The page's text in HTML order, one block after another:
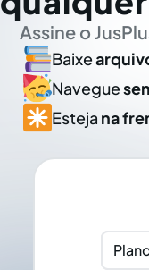
Assine o
Baixe
Navegue
Esteja na